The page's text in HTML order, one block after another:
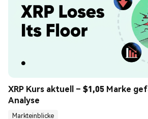
XRP Kurs aktuell – $1,05 Marke
Analyse
Markteinblicke